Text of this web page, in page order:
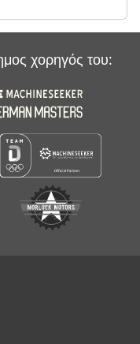
χορηγός του: